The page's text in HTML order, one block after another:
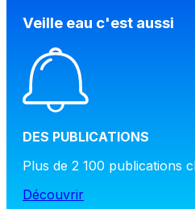
Veille eau c'est aussi
DES PUBLICATIONS
Plus de 2 100 publications
Découvrir